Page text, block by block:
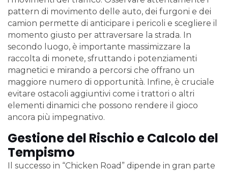
pattern di movimento delle auto, dei furgoni e dei
camion permette di anticipare i pericoli e scegliere il
momento giusto per attraversare la strada. In
secondo luogo, è importante massimizzare la
raccolta di monete, sfruttando i potenziamenti
magnetici e mirando a percorsi che offrano un
maggiore numero di opportunità. Infine, è cruciale
evitare ostacoli aggiuntivi come i trattori o altri
elementi dinamici che possono rendere il gioco
ancora più impegnativo.
Gestione del Rischio e Calcolo del
Tempismo
Il successo in “Chicken Road” dipende in gran parte